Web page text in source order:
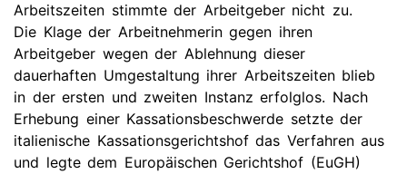
Arbeitszeiten stimmte der Arbeitgeber nicht zu.
Die Klage der Arbeitnehmerin gegen ihren
Arbeitgeber wegen der Ablehnung dieser
dauerhaften Umgestaltung ihrer Arbeitszeiten blieb
in der ersten und zweiten Instanz erfolglos. Nach
Erhebung einer Kassationsbeschwerde setzte der
italienische Kassationsgerichtshof das Verfahren aus
und legte dem Europäischen Gerichtshof (EuGH)